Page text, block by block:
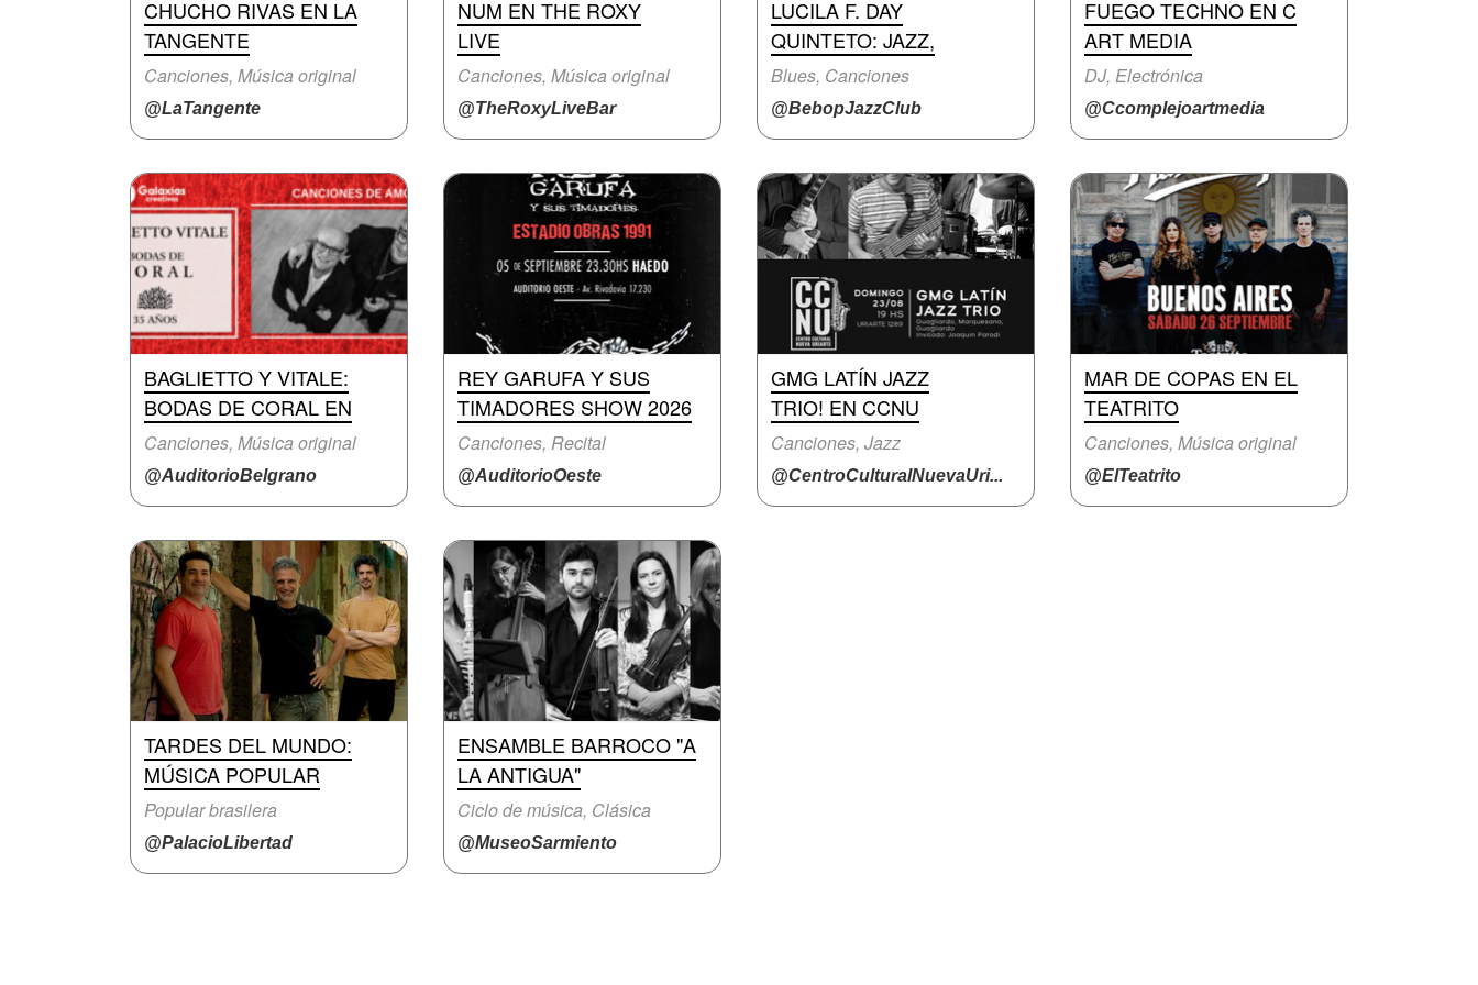
CHUCHO RIVAS EN LA
TANGENTE
Canciones, Música original
@LaTangente
NUM EN THE ROXY
LIVE
Canciones, Música original
@TheRoxyLiveBar
LUCILA F. DAY
QUINTETO: JAZZ,
Blues, Canciones
@BebopJazzClub
FUEGO TECHNO EN C
ART MEDIA
DJ, Electrónica
@Ccomplejoartmedia
BAGLIETTO Y VITALE:
BODAS DE CORAL EN
Canciones, Música original
@AuditorioBelgrano
REY GARUFA Y SUS
TIMADORES SHOW 2026
Canciones, Recital
@AuditorioOeste
GMG LATÍN JAZZ
TRIO! EN CCNU
Canciones, Jazz
@CentroCulturalNuevaUri...
MAR DE COPAS EN EL
TEATRITO
Canciones, Música original
@ElTeatrito
TARDES DEL MUNDO:
MÚSICA POPULAR
Popular brasilera
@PalacioLibertad
ENSAMBLE BARROCO "A
LA ANTIGUA"
Ciclo de música, Clásica
@MuseoSarmiento